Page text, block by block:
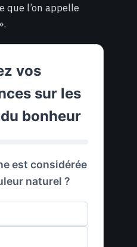
que l’on appelle
vos
sur les
bonheur
est considérée
naturel ?